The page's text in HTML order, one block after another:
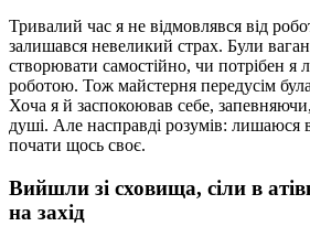
Тривалий час я не відмовлявся від
залишався невеликий страх. Були
створювати самостійно, чи потрібен я
роботою. Тож майстерня передусім
Хоча я й заспокоював себе,
душі. Але насправді розумів: лишаюся
почати щось своє.
Вийшли зі сховища, сіли в
на захід